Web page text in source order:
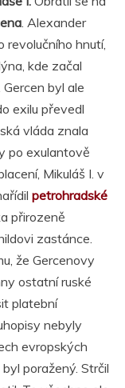
. Alexander
revolučního hnutí,
kde začal
Gercen byl ale
exilu převedl
vláda znala
po exulantově
Mikuláš I. v
petrohradské
přirozeně
zastánce.
že Gercenovy
ostatní ruské
platební
nebyly
evropských
poražený. Strčil